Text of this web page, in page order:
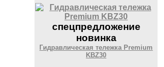
спецпредложение
новинка
Гидравлическая тележка Premium
KBZ30